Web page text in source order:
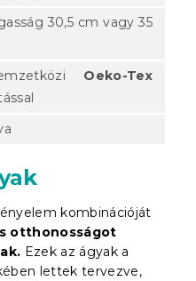
30,5 cm vagy 35
Oeko-Tex
kombinációját
otthonosságot
Ezek az ágyak a
lettek tervezve,